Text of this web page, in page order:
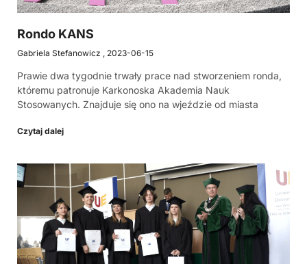
Rondo KANS
Gabriela Stefanowicz 2023-06-15
Prawie dwa tygodnie trwały prace nad stworzeniem ronda,
któremu patronuje Karkonoska Akademia Nauk
Stosowanych. Znajduje się ono na wjeździe od miasta
Czytaj dalej